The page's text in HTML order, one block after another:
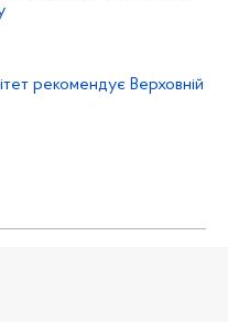
рекомендує Верховній